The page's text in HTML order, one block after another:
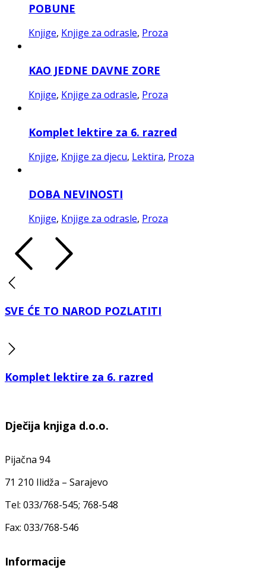
POBUNE
Knjige, Knjige za odrasle, Proza
KAO JEDNE DAVNE ZORE
Knjige, Knjige za odrasle, Proza
Komplet lektire za 6. razred
Knjige, Knjige za djecu, Lektira, Proza
DOBA NEVINOSTI
Knjige, Knjige za odrasle, Proza
SVE ĆE TO NAROD POZLATITI
Komplet lektire za 6. razred
Dječija knjiga d.o.o.
Pijačna 94
71 210 Ilidža – Sarajevo
Tel: 033/768-545; 768-548
Fax: 033/768-546
Informacije